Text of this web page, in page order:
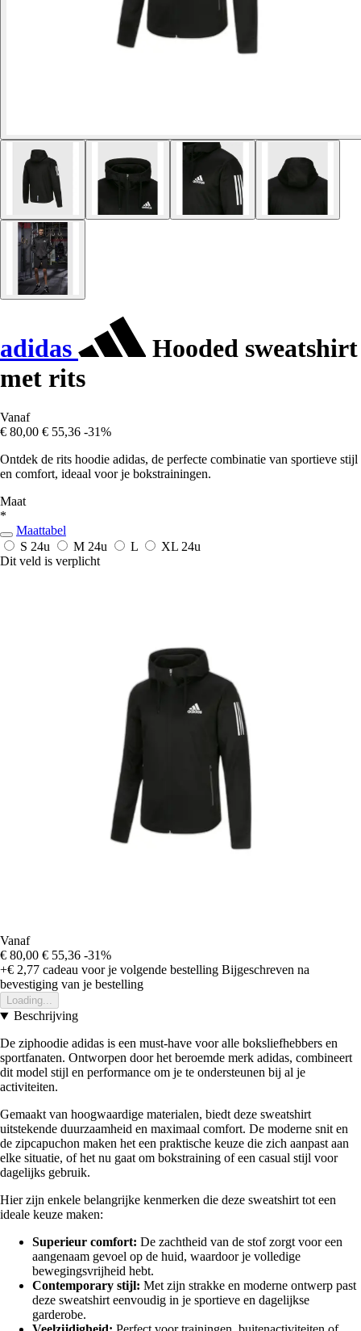
adidas
Hooded sweatshirt
met rits
Vanaf
€ 80,00 € 55,36 -31%
Ontdek de rits hoodie adidas, de perfecte combinatie van sportieve stijl
en comfort, ideaal voor je bokstrainingen.
Maat
*
Maattabel
S 24u M 24u L XL 24u
Dit veld is verplicht
Vanaf
€ 80,00 € 55,36 -31%
+€ 2,77 cadeau voor je volgende bestelling Bijgeschreven na
bevestiging van je bestelling
Loading...
Beschrijving
De ziphoodie adidas is een must-have voor alle boksliefhebbers en
sportfanaten. Ontworpen door het beroemde merk adidas, combineert
dit model stijl en performance om je te ondersteunen bij al je
activiteiten.
Gemaakt van hoogwaardige materialen, biedt deze sweatshirt
uitstekende duurzaamheid en maximaal comfort. De moderne snit en
de zipcapuchon maken het een praktische keuze die zich aanpast aan
elke situatie, of het nu gaat om bokstraining of een casual stijl voor
dagelijks gebruik.
Hier zijn enkele belangrijke kenmerken die deze sweatshirt tot een
ideale keuze maken:
Superieur comfort: De zachtheid van de stof zorgt voor een
aangenaam gevoel op de huid, waardoor je volledige
bewegingsvrijheid hebt.
Contemporary stijl: Met zijn strakke en moderne ontwerp past
deze sweatshirt eenvoudig in je sportieve en dagelijkse
garderobe.